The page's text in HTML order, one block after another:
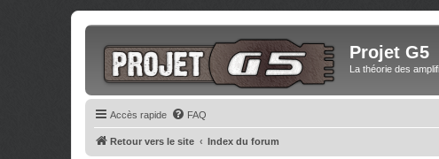
Projet G5
La théorie des
Accès rapide FAQ
Retour vers le site Index du forum